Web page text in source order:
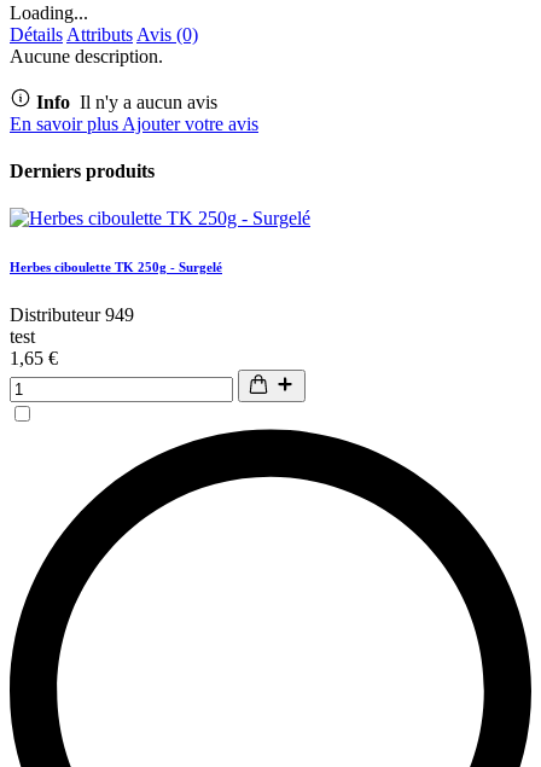
Loading...
Détails Attributs Avis (0)
Aucune description.
Info Il n'y a aucun avis
En savoir plus Ajouter votre avis
Derniers produits
Herbes ciboulette TK 250g - Surgelé
Distributeur 949
test
1,65 €